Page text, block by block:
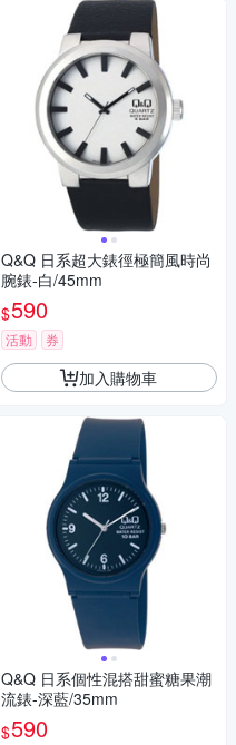
Q&Q 日系超大錶徑極簡風時尚
腕錶-白/45mm
$590
活動 券
加入購物車
Q&Q 日系個性混搭甜蜜糖果潮
流錶-深藍/35mm
$590